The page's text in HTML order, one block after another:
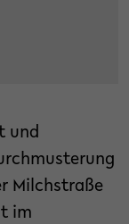
und
Milchstraße
im